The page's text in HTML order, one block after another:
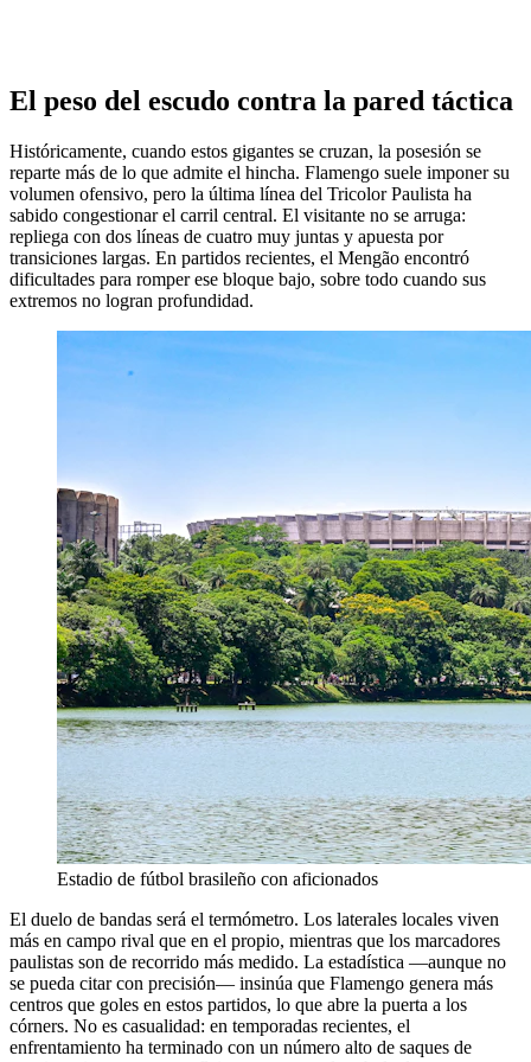
El peso del escudo contra la pared táctica
Históricamente, cuando estos gigantes se cruzan, la posesión se
reparte más de lo que admite el hincha. Flamengo suele imponer su
volumen ofensivo, pero la última línea del Tricolor Paulista ha
sabido congestionar el carril central. El visitante no se arruga:
repliega con dos líneas de cuatro muy juntas y apuesta por
transiciones largas. En partidos recientes, el Mengão encontró
dificultades para romper ese bloque bajo, sobre todo cuando sus
extremos no logran profundidad.
Estadio de fútbol brasileño con aficionados
El duelo de bandas será el termómetro. Los laterales locales viven
más en campo rival que en el propio, mientras que los marcadores
paulistas son de recorrido más medido. La estadística —aunque no
se pueda citar con precisión— insinúa que Flamengo genera más
centros que goles en estos partidos, lo que abre la puerta a los
córners. No es casualidad: en temporadas recientes, el
enfrentamiento ha terminado con un número alto de saques de